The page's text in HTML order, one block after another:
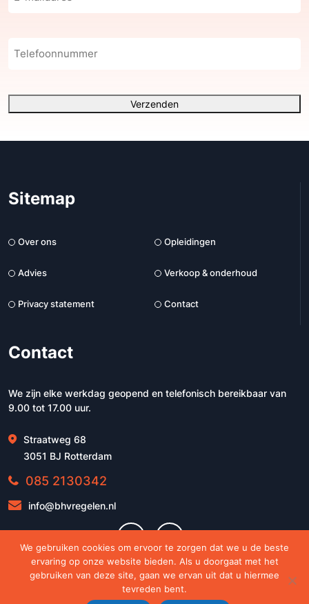
Telefoonnummer
Verzenden
Sitemap
Over ons Opleidingen
Advies Verkoop & onderhoud
Privacy statement Contact
Contact
We zijn elke werkdag geopend en telefonisch bereikbaar van
9.00 tot 17.00 uur.
Straatweg 68
3051 BJ Rotterdam
085 2130342
info@bhvregelen.nl
© 2026 - BHVregelen.nl
We gebruiken cookies om ervoor te zorgen dat we u de beste
ervaring op onze website bieden. Als u doorgaat met het
gebruiken van deze site, gaan we ervan uit dat u hiermee
tevreden bent.